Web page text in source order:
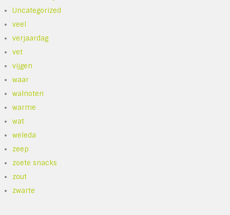
Uncategorized
veel
verjaardag
vet
vijgen
waar
walnoten
warme
wat
weleda
zeep
zoete snacks
zout
zwarte